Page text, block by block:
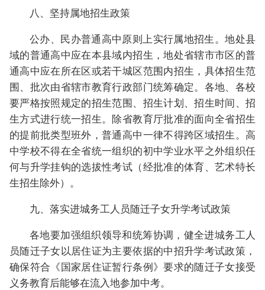
八、坚持属地招生政策
公办、民办普通高中原则上实行属地招生。地处县
域的普通高中应在本县域内招生，地处省辖市市区的普
通高中应在所在区或若干城区范围内招生，具体招生范
围、批次由省辖市教育行政部门统筹确定。各地、各校
要严格按照规定的招生范围、招生计划、招生时间、招
生方式进行统一招生。除省教育厅批准的面向全省招生
的提前批类型班外，普通高中一律不得跨区域招生。高
中学校不得在全省统一组织的初中学业水平之外组织任
何与升学挂钩的选拔性考试（经批准的体育、艺术特长
生招生除外）。
九、落实进城务工人员随迁子女升学考试政策
各地要加强组织领导和统筹协调，健全进城务工人
员随迁子女以居住证为主要依据的中招升学考试政策，
确保符合《国家居住证暂行条例》要求的随迁子女接受
义务教育后能够在流入地参加中考。